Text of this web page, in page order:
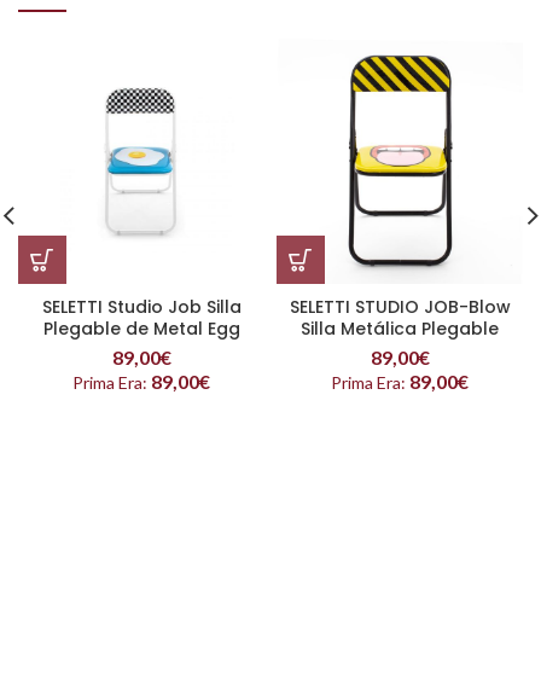
SELETTI Studio Job Silla
Plegable de Metal Egg
89,00€
Prima Era: 89,00€
SELETTI STUDIO JOB-Blow
Silla Metálica Plegable
Lengua
89,00€
Prima Era: 89,00€